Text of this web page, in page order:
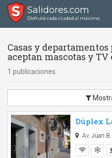
Salidores.com
Disfrutá cada ciudad al máximo
Casas y departamentos
aceptan mascotas y
1 publicaciones
Dúplex
Av. Juan